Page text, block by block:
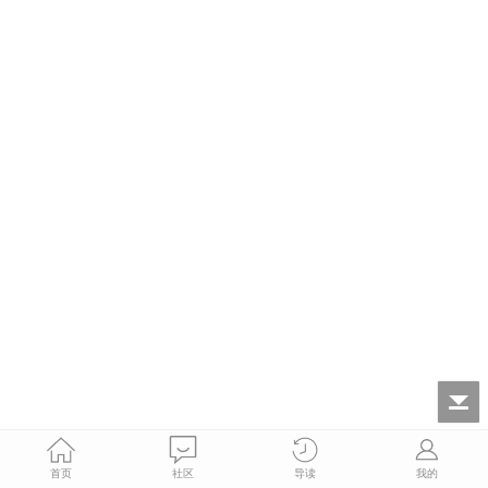
首页 社区 导读 我的